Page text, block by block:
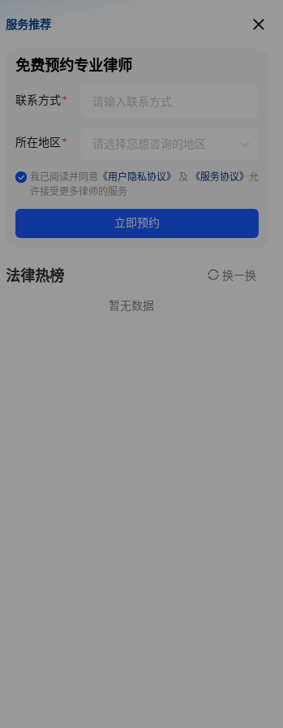
服务推荐
服务推荐
免费预约专业律师
联系方式
所在地区
我已阅读并同意 《用户隐私协议》 及 《服务协议》 允
许接受更多律师的服务
立即预约
法律热榜 换一换
暂无数据